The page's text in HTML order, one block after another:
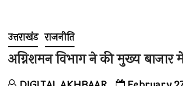
उत्तराखंड राजनीति
अग्निशमन विभाग ने की मुख्य बाजार